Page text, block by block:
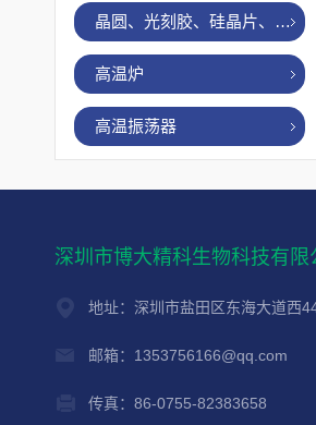
晶圆、光刻胶、硅晶片、烤胶机
高温炉
高温振荡器
深圳市博大精科生物科技有限
地址：深圳市盐田区东海大道西
邮箱：1353756166@qq.com
传真：86-0755-82383658